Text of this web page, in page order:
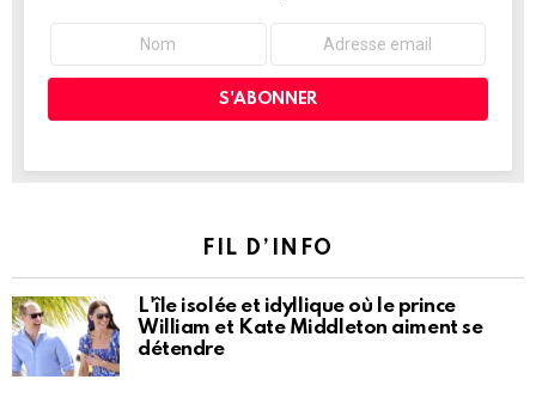
FIL D’INFO
L'île isolée et idyllique où le prince
William et Kate Middleton aiment se
détendre